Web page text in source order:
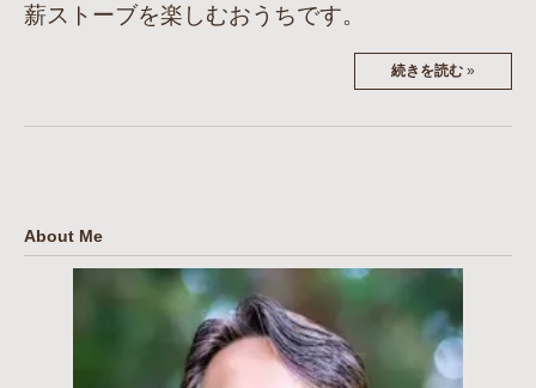
薪ストーブを楽しむおうちです。
続きを読む »
About Me